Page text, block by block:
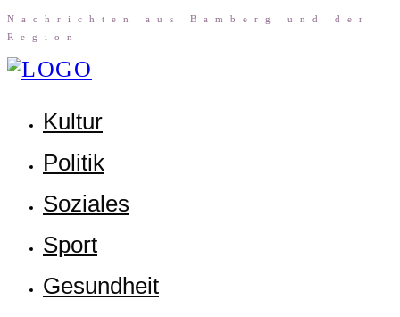
Nach­rich­ten aus Bam­berg und der
Region
Kul­tur
Poli­tik
Sozia­les
Sport
Gesund­heit